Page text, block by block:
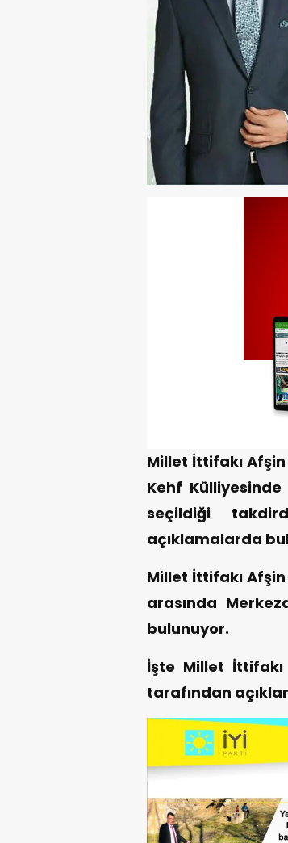
Millet İttifakı Afşin
Kehf Külliyesinde
seçildiği
açıklamalarda
Millet İttifakı
arasında
bulunuyor.
İşte Millet İttifakı
tarafından